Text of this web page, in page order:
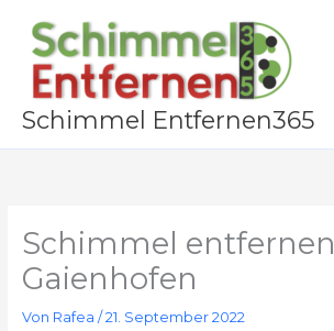
Inhalt
springen
Schimmel Entfernen365
Schimmel entfernen
Gaienhofen
Von Rafea /21. September 2022